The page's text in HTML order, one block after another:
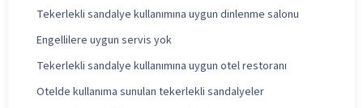
Tekerlekli sandalye kullanımına uygun dinlenme salonu
Engellilere uygun servis yok
Tekerlekli sandalye kullanımına uygun otel restoranı
Otelde kullanıma sunulan tekerlekli sandalyeler